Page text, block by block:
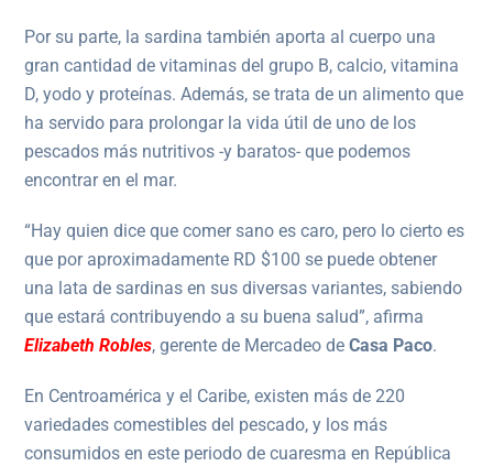
Por su parte, la sardina también aporta al cuerpo una
gran cantidad de vitaminas del grupo B, calcio, vitamina
D, yodo y proteínas. Además, se trata de un alimento que
ha servido para prolongar la vida útil de uno de los
pescados más nutritivos -y baratos- que podemos
encontrar en el mar.
“Hay quien dice que comer sano es caro, pero lo cierto es
que por aproximadamente RD $100 se puede obtener
una lata de sardinas en sus diversas variantes, sabiendo
que estará contribuyendo a su buena salud”, afirma
Elizabeth Robles, gerente de Mercadeo deCasa Paco.
En Centroamérica y el Caribe, existen más de 220
variedades comestibles del pescado, y los más
consumidos en este periodo de cuaresma en República